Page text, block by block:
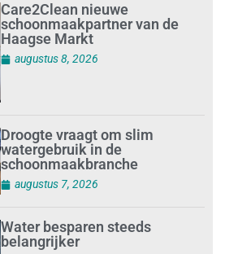
Care2Clean nieuwe
schoonmaakpartner van de
Haagse Markt
augustus 8, 2026
Droogte vraagt om slim
watergebruik in de
schoonmaakbranche
augustus 7, 2026
Water besparen steeds
belangrijker